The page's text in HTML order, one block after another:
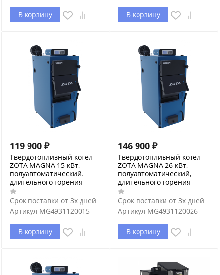
В корзину В корзину
119 900 ₽
Твердотопливный котел
ZOTA MAGNA 15 кВт,
полуавтоматический,
длительного горения
Срок поставки от 3х дней
Артикул MG4931120015
В корзину
146 900 ₽
Твердотопливный котел
ZOTA MAGNA 26 кВт,
полуавтоматический,
длительного горения
Срок поставки от 3х дней
Артикул MG4931120026
В корзину